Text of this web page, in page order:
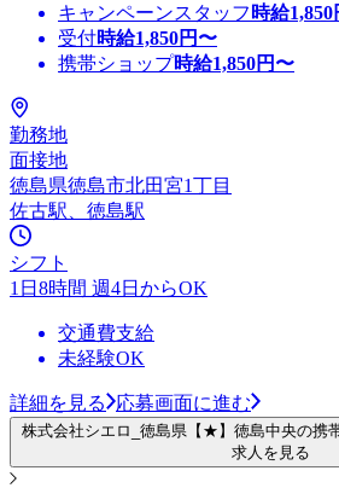
キャンペーンスタッフ 時給1,850
受付時給1,850円〜
携帯ショップ時給1,850円〜
勤務地
面接地
徳島県徳島市北田宮1丁目
佐古駅、徳島駅
シフト
1日8時間 週4日からOK
交通費支給
未経験OK
詳細を見る 応募画面に進む
株式会社シエロ_徳島県【★】徳島中央の携
求人を見る